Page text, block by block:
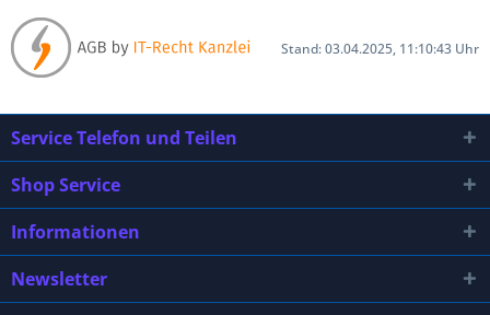
Stand: 03.04.2025, 11:10:43 Uhr
Service Telefon und Teilen
Shop Service
Informationen
Newsletter